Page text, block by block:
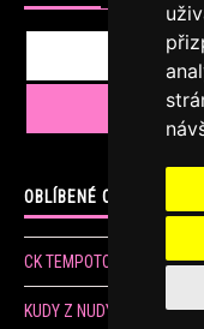
OBLÍBENÉ ODKAZY
CK TEMPOTOURS
KUDY Z NUDY sportovní,